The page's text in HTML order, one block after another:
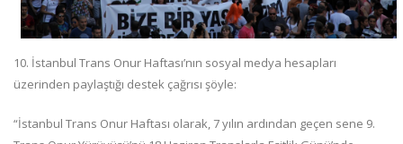
10. İstanbul Trans Onur Haftası’nın sosyal medya hesapları
üzerinden paylaştığı destek çağrısı şöyle:
“İstanbul Trans Onur Haftası olarak, 7 yılın ardından geçen sene 9.